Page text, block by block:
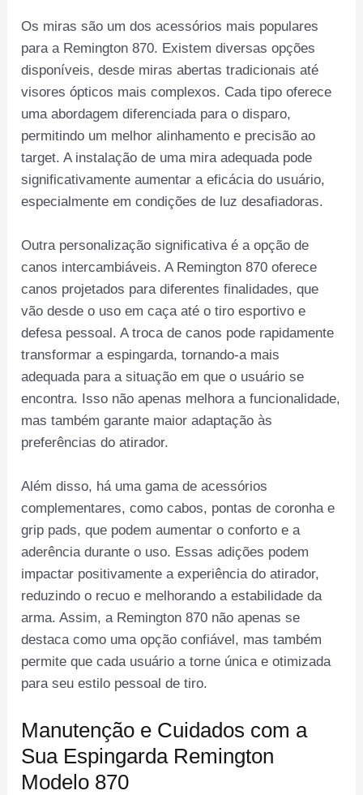
Os miras são um dos acessórios mais populares
para a Remington 870. Existem diversas opções
disponíveis, desde miras abertas tradicionais até
visores ópticos mais complexos. Cada tipo oferece
uma abordagem diferenciada para o disparo,
permitindo um melhor alinhamento e precisão ao
target. A instalação de uma mira adequada pode
significativamente aumentar a eficácia do usuário,
especialmente em condições de luz desafiadoras.
Outra personalização significativa é a opção de
canos intercambiáveis. A Remington 870 oferece
canos projetados para diferentes finalidades, que
vão desde o uso em caça até o tiro esportivo e
defesa pessoal. A troca de canos pode rapidamente
transformar a espingarda, tornando-a mais
adequada para a situação em que o usuário se
encontra. Isso não apenas melhora a funcionalidade,
mas também garante maior adaptação às
preferências do atirador.
Além disso, há uma gama de acessórios
complementares, como cabos, pontas de coronha e
grip pads, que podem aumentar o conforto e a
aderência durante o uso. Essas adições podem
impactar positivamente a experiência do atirador,
reduzindo o recuo e melhorando a estabilidade da
arma. Assim, a Remington 870 não apenas se
destaca como uma opção confiável, mas também
permite que cada usuário a torne única e otimizada
para seu estilo pessoal de tiro.
Manutenção e Cuidados com a
Sua Espingarda Remington
Modelo 870